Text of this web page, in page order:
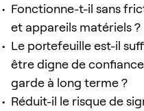
Fonctionne-t-il sans
et appareils matériels ?
Le portefeuille est-il
être digne de
garde à long terme ?
Réduit-il le risque de